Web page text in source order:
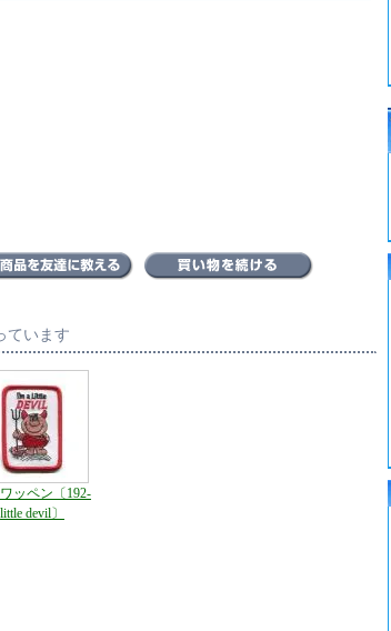
ています
ッペン〔192-
little devil〕